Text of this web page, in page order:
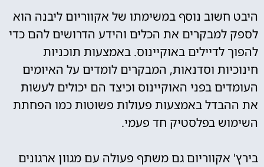
היבט חשוב נוסף במשימתו של אקווריום ליבנה הוא
לספק למבקרים את הכלים והידע הדרושים להם כדי
להפוך לדיילים באוקיינוס. באמצעות תוכניות
חינוכיות וסדנאות, המבקרים לומדים על האיומים
העומדים בפני האוקיינוס וכיצד הם יכולים לעשות
את ההבדל באמצעות פעולות פשוטות כמו הפחתת
השימוש בפלסטיק חד פעמי.
בירץ' אקווריום גם משתף פעולה עם מגוון ארגונים